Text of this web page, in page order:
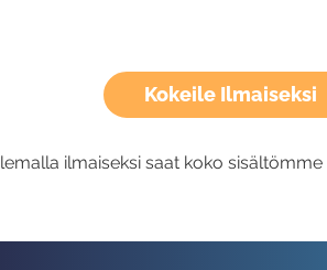
Kokeile Ilmaiseksi
ilmaiseksi saat koko